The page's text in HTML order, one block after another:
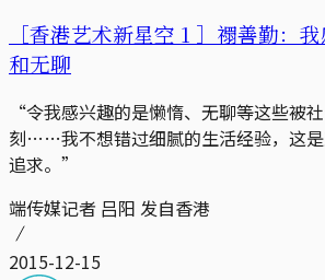
［香港艺术新星空 1 ］禤善勤：
和无聊
“令我感兴趣的是懒惰、无聊等这些被
刻……我不想错过细腻的生活经验，这
追求。”
端传媒记者 吕阳 发自香港
2015-12-15